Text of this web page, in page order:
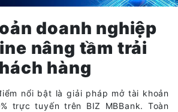
doanh nghiệp
nâng tầm trải
hàng
nổi bật là giải pháp mở tài khoản
trực tuyến trên BIZ MBBank. Toàn